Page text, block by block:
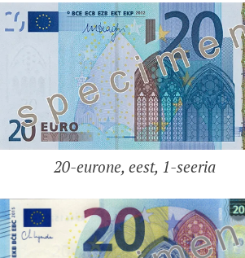
20-eurone, eest, 1-seeria